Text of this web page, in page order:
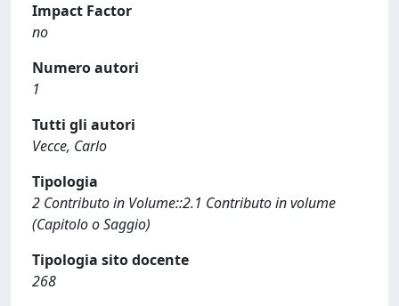
Impact Factor
no
Numero autori
1
Tutti gli autori
Vecce, Carlo
Tipologia
2 Contributo in Volume::2.1 Contributo in volume
(Capitolo o Saggio)
Tipologia sito docente
268